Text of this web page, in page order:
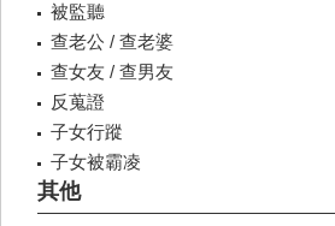
被監聽
查老公 / 查老婆
查女友 / 查男友
反蒐證
子女行蹤
子女被霸凌
其他